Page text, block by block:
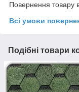
Повернення товару
Всі умови
Подібні товари